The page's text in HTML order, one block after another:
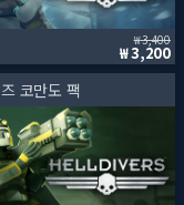
3,400
3,200
코만도 팩